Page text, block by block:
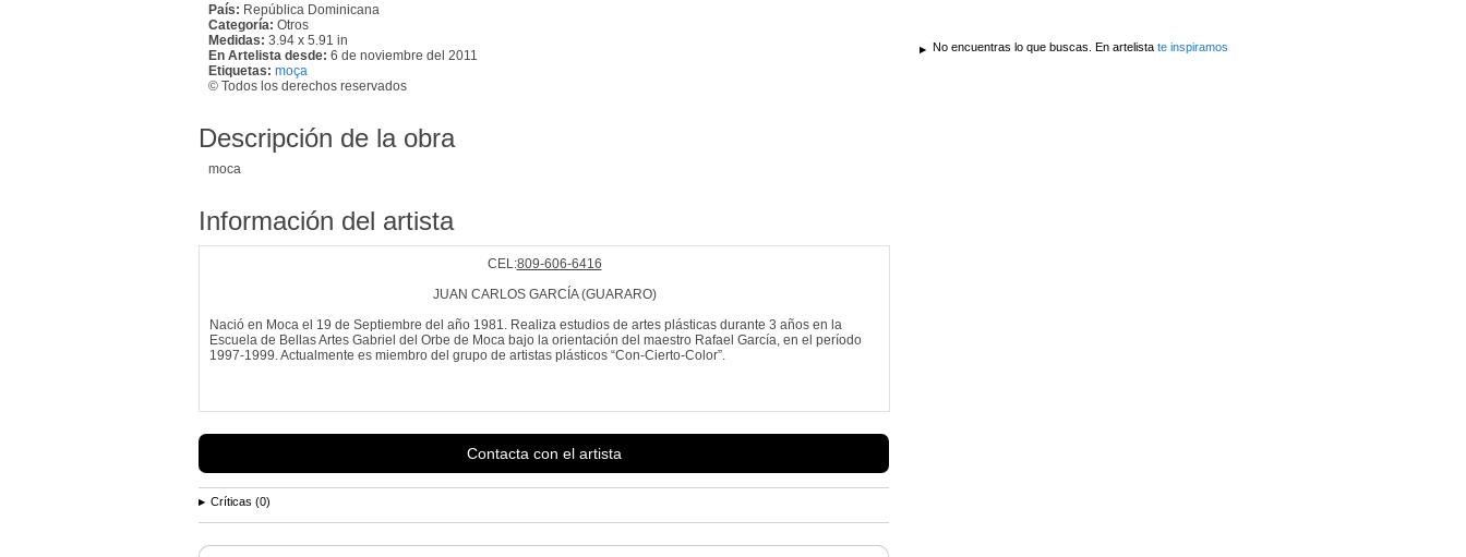
País: República Dominicana
Categoría: Otros
Medidas: 3.94 x 5.91 in
En Artelista desde: 6 de noviembre del 2011
Etiquetas: moça
© Todos los derechos reservados
Descripción de la obra
moca
Información del artista
CEL:809-606-6416
JUAN CARLOS GARCÍA (GUARARO)
Nació en Moca el 19 de Septiembre del año 1981. Realiza estudios de artes plásticas durante 3 años en la
Escuela de Bellas Artes Gabriel del Orbe de Moca bajo la orientación del maestro Rafael García, en el período
1997-1999. Actualmente es miembro del grupo de artistas plásticos “Con-Cierto-Color”.
Exposiciones...
Ver más información deJuan Carlos Garcia Gómez
Contacta con el artista
Críticas (0)
No encuentras lo que buscas. En artelista te inspiramos